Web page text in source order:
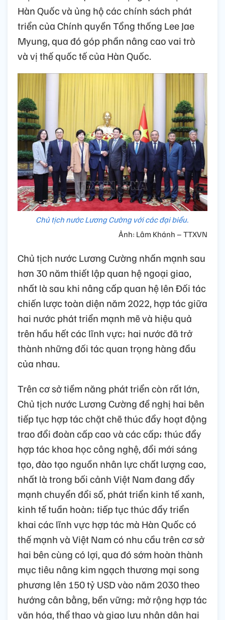
Hàn Quốc và ủng hộ các chính sách phát
triển của Chính quyền Tổng thống Lee Jae
Myung, qua đó góp phần nâng cao vai trò
và vị thế quốc tế của Hàn Quốc.
Chủ tịch nước Lương Cường với các đại biểu.
Ảnh: Lâm Khánh – TTXVN
Chủ tịch nước Lương Cường nhấn mạnh sau
hơn 30 năm thiết lập quan hệ ngoại giao,
nhất là sau khi nâng cấp quan hệ lên Đối tác
chiến lược toàn diện năm 2022, hợp tác giữa
hai nước phát triển mạnh mẽ và hiệu quả
trên hầu hết các lĩnh vực; hai nước đã trở
thành những đối tác quan trọng hàng đầu
của nhau.
Trên cơ sở tiềm năng phát triển còn rất lớn,
Chủ tịch nước Lương Cường đề nghị hai bên
tiếp tục hợp tác chặt chẽ thúc đẩy hoạt động
trao đổi đoàn cấp cao và các cấp; thúc đẩy
hợp tác khoa học công nghệ, đổi mới sáng
tạo, đào tạo nguồn nhân lực chất lượng cao,
nhất là trong bối cảnh Việt Nam đang đẩy
mạnh chuyển đổi số, phát triển kinh tế xanh,
kinh tế tuần hoàn; tiếp tục thúc đẩy triển
khai các lĩnh vực hợp tác mà Hàn Quốc có
thế mạnh và Việt Nam có nhu cầu trên cơ sở
hai bên cùng có lợi, qua đó sớm hoàn thành
mục tiêu nâng kim ngạch thương mại song
phương lên 150 tỷ USD vào năm 2030 theo
hướng cân bằng, bền vững; mở rộng hợp tác
văn hóa, thể thao và giao lưu nhân dân hai